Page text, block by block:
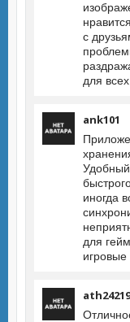
с
для
ank101
иногда
для
ath24219